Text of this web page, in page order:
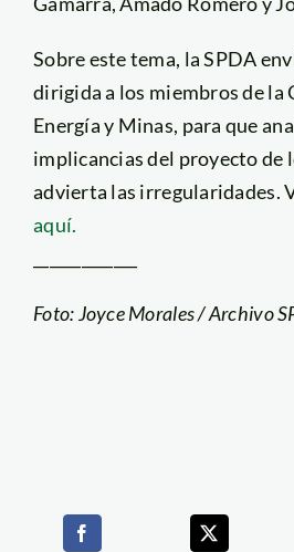
Sobre este tema, la SPDA
dirigida a los miembros de la
Energía y Minas, para que
implicancias del proyecto de
advierta las irregularidades.
aquí.
Foto: Joyce Morales / Archivo